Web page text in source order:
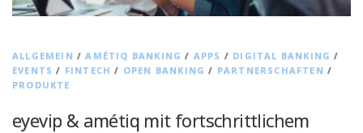
ALLGEMEIN /AMÉTIQ BANKING / APPS / DIGITAL BANKING /
EVENTS / FINTECH / OPEN BANKING / PARTNERSCHAFTEN /
PRODUKTE
eyevip & amétiq mit fortschrittlichem